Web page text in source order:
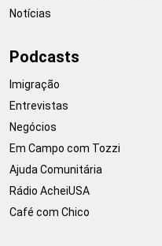
Notícias
Podcasts
Imigração
Entrevistas
Negócios
Em Campo com Tozzi
Ajuda Comunitária
Rádio AcheiUSA
Café com Chico